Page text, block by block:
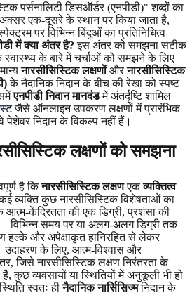
पर्सनालिटी डिसऑर्डर (एनपीडी)" शब्दों का
अक्सर एक-दूसरे के स्थान पर किया जाता है,
पर विभिन्न बिंदुओं का प्रतिनिधित्व
में क्या अंतर है? इस अंतर को समझना सटीक
के बारे में चर्चाओं को समझने के लिए
नारसीसिस्टिक लक्षणोंऔरनारसीसिस्टिक
के नैदानिक निदान के बीच की रेखा को स्पष्ट
एनपीडी निदान मानदंडमें अंतर्दृष्टि शामिल
जैसे ऑनलाइन उपकरण लक्षणों में प्रारंभिक
पेशेवर निदान के विकल्प नहीं हैं।
लक्षणों को समझना
है किनारसीसिस्टिक लक्षणएकव्यक्तित्व
व्यक्ति कुछ नारसीसिस्टिक विशेषताओं का
केंद्रितता की एक डिग्री, प्रशंसा की
समय पर या अलग-अलग डिग्री तक
हल्के और अपेक्षाकृत हानिरहित से लेकर
के लिए, आत्म-विश्वास और
जिसे नारसीसिस्टिक लक्षण निरंतरता के
कुछ व्यवसायों या स्थितियों में अनुकूली भी हो
स्वतः हीनैदानिक नार्सिसिज्मनिदान के